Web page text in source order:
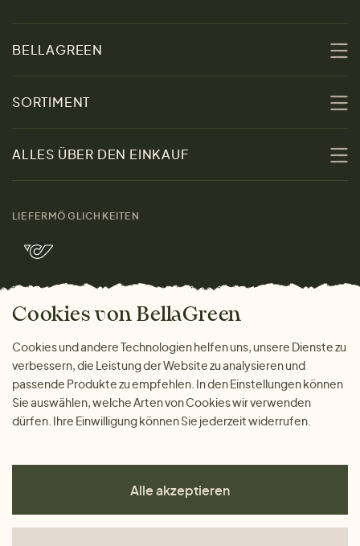
BELLAGREEN
Nachhaltigkeit
Kontakt
Marken
Bella Green Magazin
SORTIMENT
Damen
Herren
Wohnen
Geschenke
ALLES ÜBER DEN EINKAUF
Warum bei uns einkaufen
LIEFERMÖGLICHKEITEN
ZAHLUNGSMÖGLICHKEITEN
Cookies von BellaGreen
Cookies und andere Technologien helfen uns, unsere Dienste zu
verbessern, die Leistung der Website zu analysieren und
passende Produkte zu empfehlen. In den Einstellungen können
Sie auswählen, welche Arten von Cookies wir verwenden
dürfen. Ihre Einwilligung können Sie jederzeit widerrufen.
Alle akzeptieren